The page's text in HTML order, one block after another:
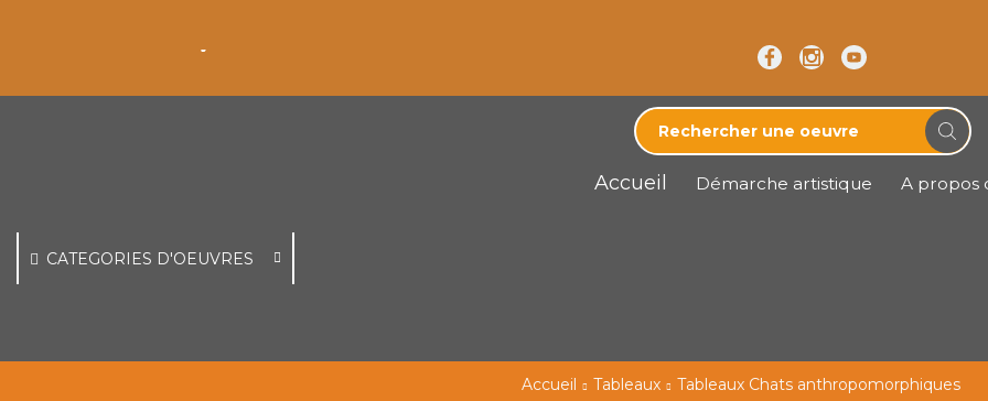
CATEGORIES D'OEUVRES
Accueil Démarche artistique A propos
Accueil Tableaux Tableaux Chats anthropomorphiques